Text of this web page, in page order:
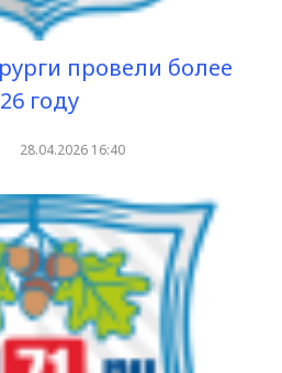
провели более
году
28.04.2026 16:40